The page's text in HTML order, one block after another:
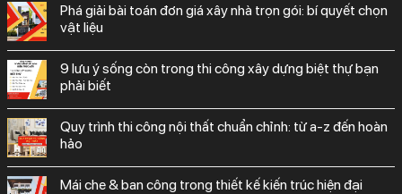
phá giải bài toán đơn giá xây nhà trọn gói: bí quyết chọn
vật liệu
9 lưu ý sống còn trong thi công xây dựng biệt thự bạn
phải biết
quy trình thi công nội thất chuẩn chỉnh: từ a-z đến hoàn
hảo
mái che & ban công trong thiết kế kiến trúc hiện đại